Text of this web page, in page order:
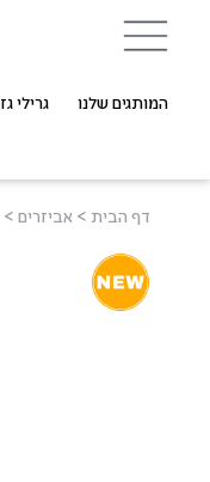
המותגים שלנו גרילי גז
דף הבית > אביזרים >